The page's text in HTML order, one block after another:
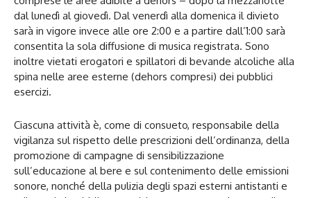
dal lunedì al giovedì. Dal venerdì alla domenica il divieto
sarà in vigore invece alle ore 2:00 e a partire dall’1:00 sarà
consentita la sola diffusione di musica registrata. Sono
inoltre vietati erogatori e spillatori di bevande alcoliche alla
spina nelle aree esterne (dehors compresi) dei pubblici
esercizi.
Ciascuna attività è, come di consueto, responsabile della
vigilanza sul rispetto delle prescrizioni dell’ordinanza, della
promozione di campagne di sensibilizzazione
sull’educazione al bere e sul contenimento delle emissioni
sonore, nonché della pulizia degli spazi esterni antistanti e